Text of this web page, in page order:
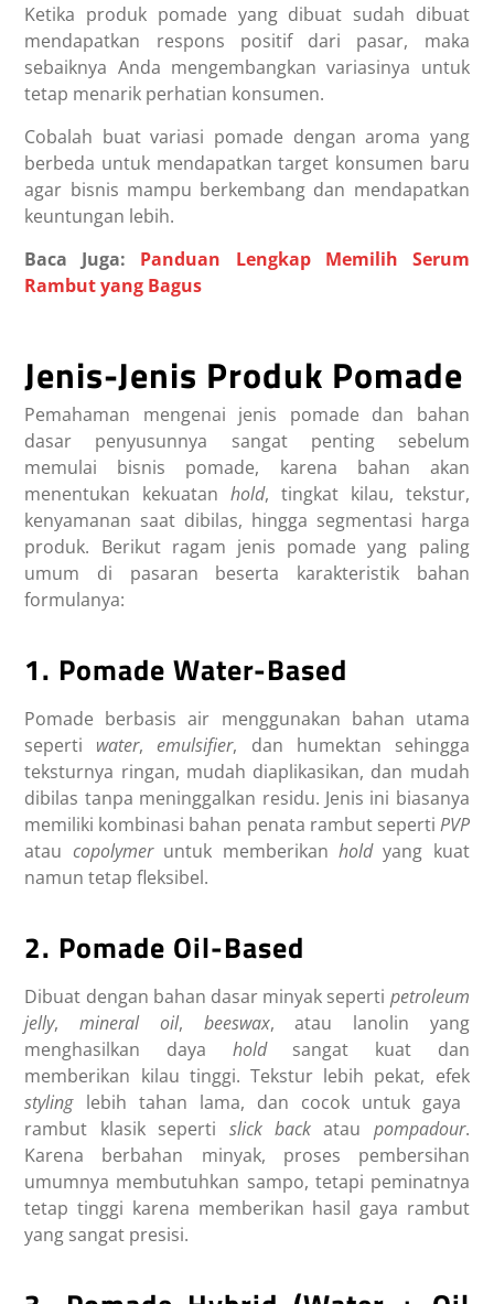
Ketika produk pomade yang dibuat sudah dibuat
mendapatkan respons positif dari pasar, maka
sebaiknya Anda mengembangkan variasinya untuk
tetap menarik perhatian konsumen.
Cobalah buat variasi pomade dengan aroma yang
berbeda untuk mendapatkan target konsumen baru
agar bisnis mampu berkembang dan mendapatkan
keuntungan lebih.
Baca Juga: Panduan Lengkap Memilih Serum
Rambut yang Bagus
Jenis-Jenis Produk Pomade
Pemahaman mengenai jenis pomade dan bahan
dasar penyusunnya sangat penting sebelum
memulai bisnis pomade, karena bahan akan
menentukan kekuatan hold, tingkat kilau, tekstur,
kenyamanan saat dibilas, hingga segmentasi harga
produk. Berikut ragam jenis pomade yang paling
umum di pasaran beserta karakteristik bahan
formulanya:
1. Pomade Water-Based
Pomade berbasis air menggunakan bahan utama
seperti water,emulsifier, dan humektan sehingga
teksturnya ringan, mudah diaplikasikan, dan mudah
dibilas tanpa meninggalkan residu. Jenis ini biasanya
memiliki kombinasi bahan penata rambut seperti PVP
atau copolymeruntuk memberikan holdyang kuat
namun tetap fleksibel.
2. Pomade Oil-Based
Dibuat dengan bahan dasar minyak seperti petroleum
jelly, mineral oil, beeswax, atau lanolin yang
menghasilkan daya holdsangat kuat dan
memberikan kilau tinggi. Tekstur lebih pekat, efek
stylinglebih tahan lama, dan cocok untuk gaya
rambut klasik seperti slick backatau pompadour.
Karena berbahan minyak, proses pembersihan
umumnya membutuhkan sampo, tetapi peminatnya
tetap tinggi karena memberikan hasil gaya rambut
yang sangat presisi.